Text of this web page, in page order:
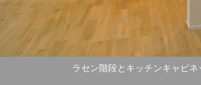
ラセン階段とキッチンキャビ